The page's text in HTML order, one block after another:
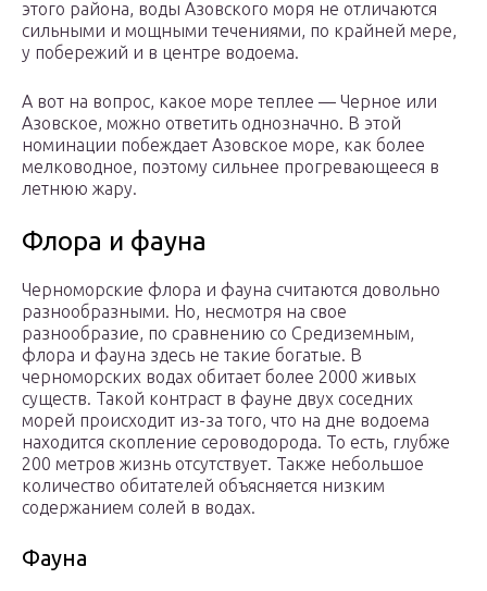
этого района, воды Азовского моря не отличаются
сильными и мощными течениями, по крайней мере,
у побережий и в центре водоема.
А вот на вопрос, какое море теплее — Черное или
Азовское, можно ответить однозначно. В этой
номинации побеждает Азовское море, как более
мелководное, поэтому сильнее прогревающееся в
летнюю жару.
Флора и фауна
Черноморские флора и фауна считаются довольно
разнообразными. Но, несмотря на свое
разнообразие, по сравнению со Средиземным,
флора и фауна здесь не такие богатые. В
черноморских водах обитает более 2000 живых
существ. Такой контраст в фауне двух соседних
морей происходит из-за того, что на дне водоема
находится скопление сероводорода. То есть, глубже
200 метров жизнь отсутствует. Также небольшое
количество обитателей объясняется низким
содержанием солей в водах.
Фауна